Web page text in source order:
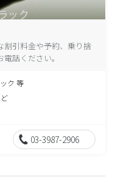
割引料金や予約、乗り捨
話ください。
ク 等
03-3987-2906